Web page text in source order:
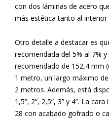
con dos láminas de acero
más estética tanto al
Otro detalle a destacar es
recomendada del 5% al 7%
recomendado de 152,4 mm
1 metro, un largo máximo
2 metros. Además, está
1,5”, 2”, 2,5”, 3” y 4”. La
28 con acabado gofrado o